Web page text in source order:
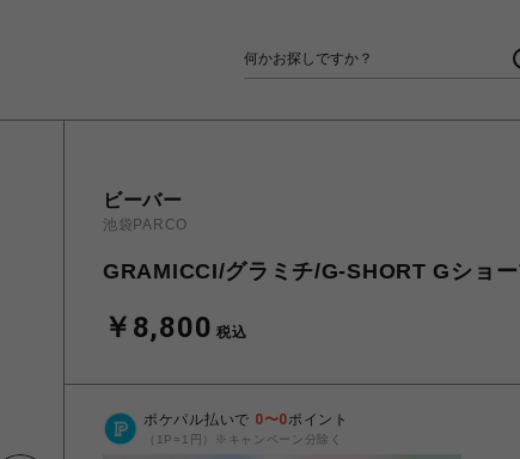
ビーバー
池袋PARCO
GRAMICCI/グラミチ/G-SHORT Gショ
￥8,800 税込
ポケパル払いで 0〜0ポイント
（1P=1円）※キャンペーン分除く